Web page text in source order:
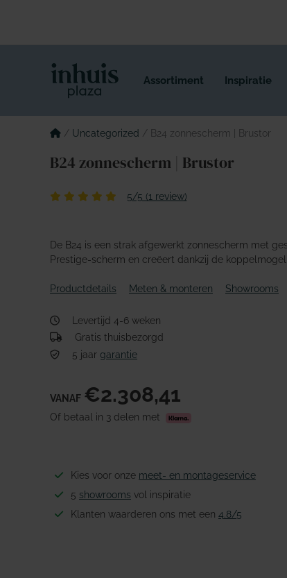
Assortiment Inspiratie
/ Uncategorized / B24 zonnescherm | Brustor
B24 zonnescherm | Brustor
5/5 (1 review)
De B24 is een strak afgewerkt zonnescherm met
Prestige-scherm en creëert dankzij de
Productdetails Meten & monteren Showrooms
Levertijd 4-6 weken
Gratis thuisbezorgd
5 jaar garantie
VANAF €2.308,41
Of betaal in 3 delen met
Kies voor onze meet- en montageservice
5 showrooms vol inspiratie
Klanten waarderen ons met een 4.8/5